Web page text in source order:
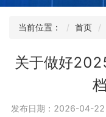
当前位置： 首页
关于做好
发布日期：2026-04-22